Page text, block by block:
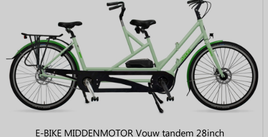
E-BIKE MIDDENMOTOR Vouw tandem 28inch